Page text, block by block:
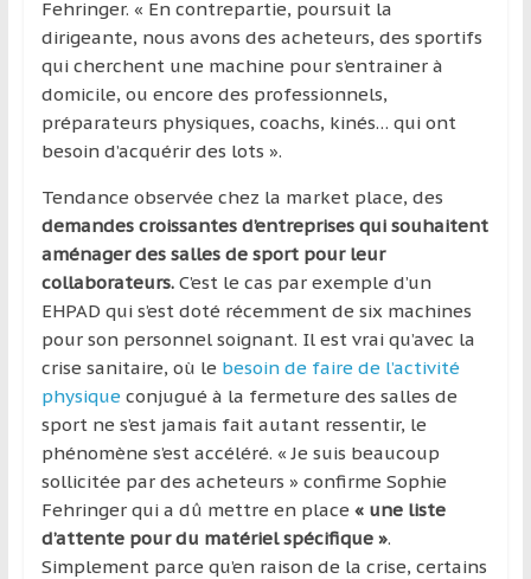
Fehringer. « En contrepartie, poursuit la
dirigeante, nous avons des acheteurs, des sportifs
qui cherchent une machine pour s’entrainer à
domicile, ou encore des professionnels,
préparateurs physiques, coachs, kinés… qui ont
besoin d’acquérir des lots ».
Tendance observée chez la market place, des
demandes croissantes d’entreprises qui souhaitent
aménager des salles de sport pour leur
collaborateurs.C’est le cas par exemple d’un
EHPAD qui s’est doté récemment de six machines
pour son personnel soignant. Il est vrai qu’avec la
crise sanitaire, où le besoin de faire de l’activité
physiqueconjugué à la fermeture des salles de
sport ne s’est jamais fait autant ressentir, le
phénomène s’est accéléré. « Je suis beaucoup
sollicitée par des acheteurs » confirme Sophie
Fehringer qui a dû mettre en place « une liste
d’attente pour du matériel spécifique ».
Simplement parce qu’en raison de la crise, certains